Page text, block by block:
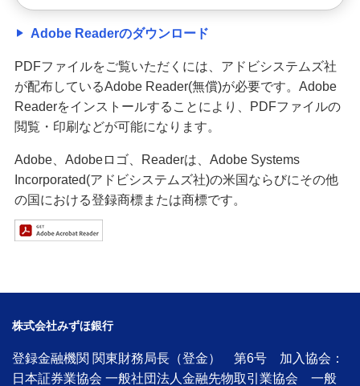
Adobe Readerのダウンロード
PDFファイルをご覧いただくには、アドビシステムズ社
が配布しているAdobe Reader(無償)が必要です。Adobe
Readerをインストールすることにより、PDFファイルの
閲覧・印刷などが可能になります。
Adobe、Adobeロゴ、Readerは、Adobe Systems
Incorporated(アドビシステムズ社)の米国ならびにその他
の国における登録商標または商標です。
株式会社みずほ銀行
登録金融機関 関東財務局長（登金） 第6号 加入協会：
日本証券業協会 一般社団法人金融先物取引業協会 一般